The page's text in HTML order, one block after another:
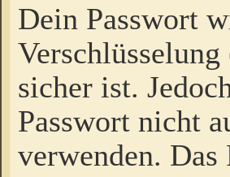
Dein Passwort
Verschlüsselung
sicher ist.
Passwort nicht
verwenden.